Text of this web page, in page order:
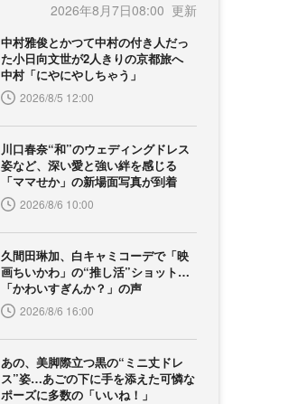
2026年8月7日08:00
中村雅俊とかつて中村の付き人だっ
た小日向文世が2人きりの京都旅へ
中村「にやにやしちゃう」
2026/8/5 12:00
川口春奈“和”のウェディングドレス
姿など、深い愛と強い絆を感じる
「ママせか」の新場面写真が到着
2026/8/6 10:00
久間田琳加、白キャミコーデで「映
画ちいかわ」の“推し活”ショット…
「かわいすぎんか？」の声
2026/8/6 16:00
あの、美脚際立つ黒の“ミニ丈ドレ
ス”姿…あごの下に手を添えた可憐な
ポーズに多数の「いいね！」